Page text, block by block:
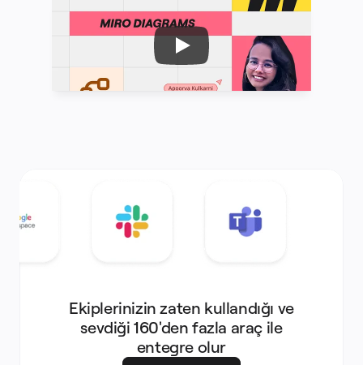
Ekiplerinizin zaten kullandığı ve
sevdiği 160'den fazla araç ile
entegre olur